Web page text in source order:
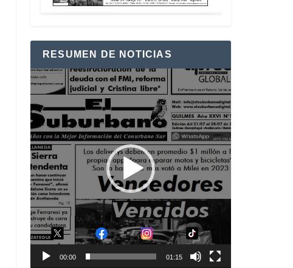
RESUMEN DE NOTICIAS
Reproductor
de
vídeo
00:00 01:15